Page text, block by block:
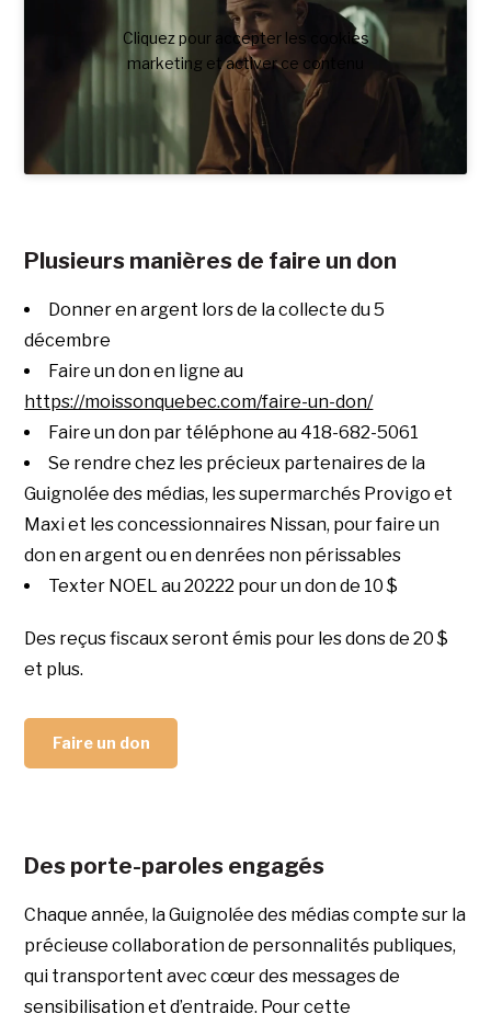
Cliquez pour accepter les cookies
marketing et activer ce contenu
Plusieurs manières de faire un don
Donner en argent lors de la collecte du 5
décembre
Faire un don en ligne au
https://moissonquebec.com/faire-un-don/
Faire un don par téléphone au 418-682-5061
Se rendre chez les précieux partenaires de la
Guignolée des médias, les supermarchés Provigo et
Maxi et les concessionnaires Nissan, pour faire un
don en argent ou en denrées non périssables
Texter NOEL au 20222 pour un don de 10 $
Des reçus fiscaux seront émis pour les dons de 20 $
et plus.
Faire un don
Des porte-paroles engagés
Chaque année, la Guignolée des médias compte sur la
précieuse collaboration de personnalités publiques,
qui transportent avec cœur des messages de
sensibilisation et d’entraide. Pour cette